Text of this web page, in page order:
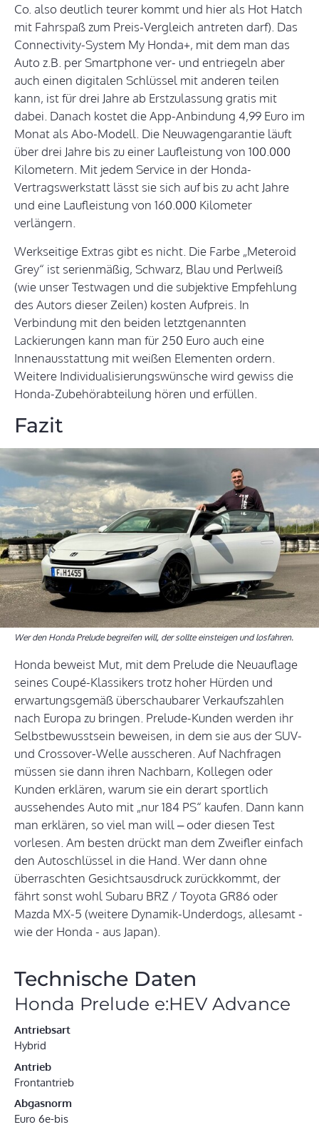
Co. also deutlich teurer kommt und hier als Hot Hatch
mit Fahrspaß zum Preis-Vergleich antreten darf). Das
Connectivity-System My Honda+, mit dem man das
Auto z.B. per Smartphone ver- und entriegeln aber
auch einen digitalen Schlüssel mit anderen teilen
kann, ist für drei Jahre ab Erstzulassung gratis mit
dabei. Danach kostet die App-Anbindung 4,99 Euro im
Monat als Abo-Modell. Die Neuwagengarantie läuft
über drei Jahre bis zu einer Laufleistung von 100.000
Kilometern. Mit jedem Service in der Honda-
Vertragswerkstatt lässt sie sich auf bis zu acht Jahre
und eine Laufleistung von 160.000 Kilometer
verlängern.
Werkseitige Extras gibt es nicht. Die Farbe „Meteroid
Grey“ ist serienmäßig, Schwarz, Blau und Perlweiß
(wie unser Testwagen und die subjektive Empfehlung
des Autors dieser Zeilen) kosten Aufpreis. In
Verbindung mit den beiden letztgenannten
Lackierungen kann man für 250 Euro auch eine
Innenausstattung mit weißen Elementen ordern.
Weitere Individualisierungswünsche wird gewiss die
Honda-Zubehörabteilung hören und erfüllen.
Fazit
Wer den Honda Prelude begreifen will, der sollte einsteigen und losfahren.
Honda beweist Mut, mit dem Prelude die Neuauflage
seines Coupé-Klassikers trotz hoher Hürden und
erwartungsgemäß überschaubarer Verkaufszahlen
nach Europa zu bringen. Prelude-Kunden werden ihr
Selbstbewusstsein beweisen, in dem sie aus der SUV-
und Crossover-Welle ausscheren. Auf Nachfragen
müssen sie dann ihren Nachbarn, Kollegen oder
Kunden erklären, warum sie ein derart sportlich
aussehendes Auto mit „nur 184 PS“ kaufen. Dann kann
man erklären, so viel man will – oder diesen Test
vorlesen. Am besten drückt man dem Zweifler einfach
den Autoschlüssel in die Hand. Wer dann ohne
überraschten Gesichtsausdruck zurückkommt, der
fährt sonst wohl Subaru BRZ / Toyota GR86 oder
Mazda MX-5 (weitere Dynamik-Underdogs, allesamt -
wie der Honda - aus Japan).
Technische Daten
Honda Prelude e:HEV Advance
Antriebsart
Hybrid
Antrieb
Frontantrieb
Abgasnorm
Euro 6e-bis